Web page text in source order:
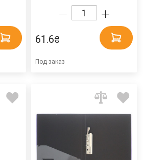
61.6₴
Под заказ